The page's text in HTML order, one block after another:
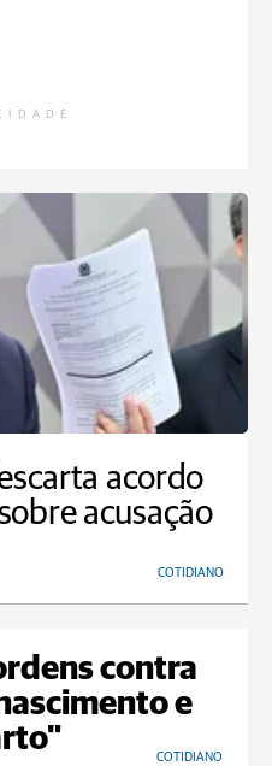
acordo
acusação
COTIDIANO
contra
e
COTIDIANO